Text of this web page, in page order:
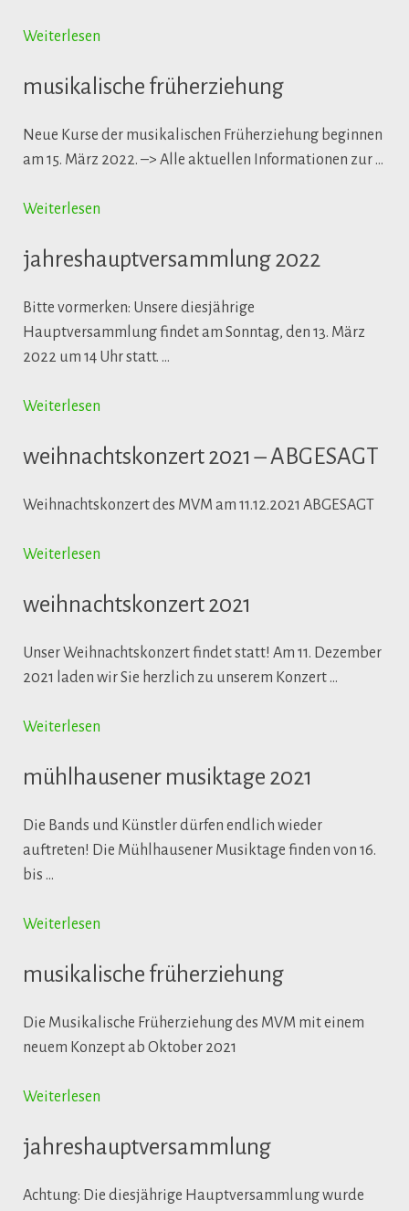
Weiterlesen
musikalische früherziehung
Neue Kurse der musikalischen Früherziehung beginnen
am 15. März 2022. –> Alle aktuellen Informationen zur …
Weiterlesen
jahreshauptversammlung 2022
Bitte vormerken: Unsere diesjährige
Hauptversammlung findet am Sonntag, den 13. März
2022 um 14 Uhr statt. …
Weiterlesen
weihnachtskonzert 2021 – ABGESAGT
Weihnachtskonzert des MVM am 11.12.2021 ABGESAGT
Weiterlesen
weihnachtskonzert 2021
Unser Weihnachtskonzert findet statt! Am 11. Dezember
2021 laden wir Sie herzlich zu unserem Konzert …
Weiterlesen
mühlhausener musiktage 2021
Die Bands und Künstler dürfen endlich wieder
auftreten! Die Mühlhausener Musiktage finden von 16.
bis …
Weiterlesen
musikalische früherziehung
Die Musikalische Früherziehung des MVM mit einem
neuem Konzept ab Oktober 2021
Weiterlesen
jahreshauptversammlung
Achtung: Die diesjährige Hauptversammlung wurde